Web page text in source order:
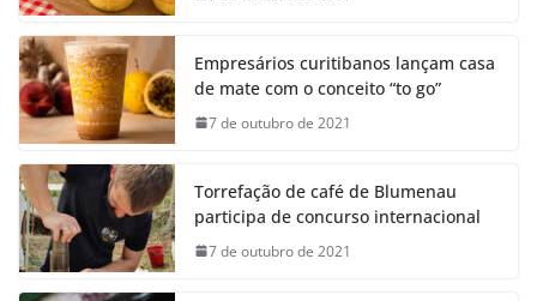
Empresários curitibanos lançam casa
de mate com o conceito “to go”
7 de outubro de 2021
Torrefação de café de Blumenau
participa de concurso internacional
7 de outubro de 2021